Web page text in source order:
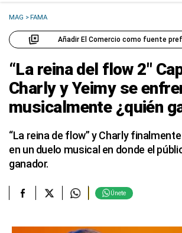
MAG >FAMA
Añadir El Comercio como fuente
“La reina del flow 2″
Charly y Yeimy se
musicalmente ¿quién
“La reina de flow” y Charly
en un duelo musical en donde el
ganador.
Únete